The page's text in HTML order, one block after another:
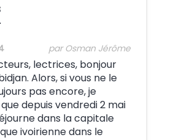
par Osman Jérôme
lectrices, bonjour
Alors, si vous ne le
pas encore, je
depuis vendredi 2 mai
dans la capitale
ivoirienne dans le